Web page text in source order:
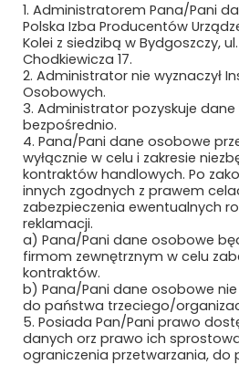
MAŁE ŻURAWIE
MANKIEWICZ LAKIERY
Z O.O. I S.K.
MASCORT USZCZELNIENIA
MAXIMUS PIOTR
MAXTO TECHNOLOGY
MCMET SP. Z O.O.
MCPOLSKA.PL SP. Z O.O.
MEDCOM SP. Z O.O.
METEOR EWA WIECZOREK
1. Administratorem Pana/Pani
Polska Izba Producentów
Kolei z siedzibą w Bydgoszczy,
Chodkiewicza 17.
2. Administrator nie wyznaczył
Osobowych.
3. Administrator pozyskuje dane
bezpośrednio.
4. Pana/Pani dane osobowe
wyłącznie w celu i zakresie
kontraktów handlowych. Po
innych zgodnych z prawem
zabezpieczenia ewentualnych
reklamacji.
a) Pana/Pani dane osobowe
firmom zewnętrznym w celu
kontraktów.
b) Pana/Pani dane osobowe
do państwa trzeciego/
5. Posiada Pan/Pani prawo
danych orz prawo ich
ograniczenia przetwarzania, do